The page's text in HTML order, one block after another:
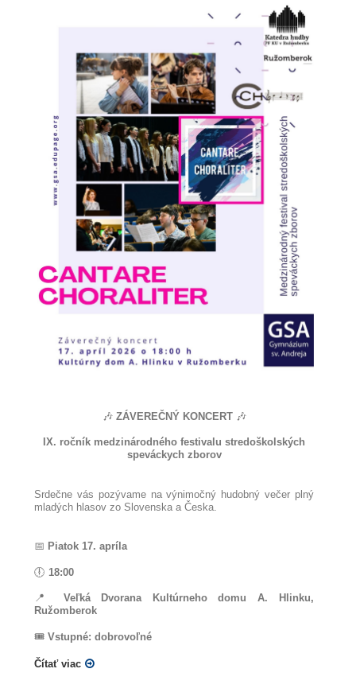
🎶 ZÁVEREČNÝ KONCERT 🎶
IX. ročník medzinárodného festivalu stredoškolských
speváckych zborov
Srdečne vás pozývame na výnimočný hudobný večer plný
mladých hlasov zo Slovenska a Česka.
📅 Piatok 17. apríla
🕕 18:00
📍
Veľká Dvorana Kultúrneho domu A. Hlinku,
Ružomberok
🎟️ Vstupné: dobrovoľné
Čítať viac